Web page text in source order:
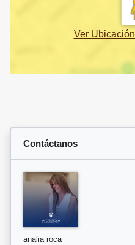
Ver Ubicación
Contáctanos
analia roca